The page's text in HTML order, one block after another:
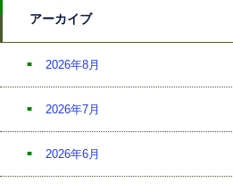
アーカイブ
2026年8月
2026年7月
2026年6月